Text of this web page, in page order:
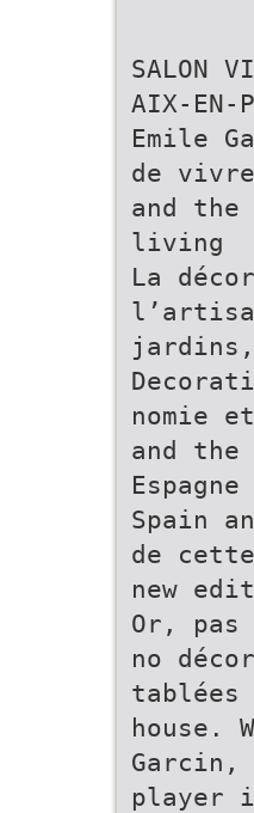
SALON
AIX-EN-
Emile
de
and
living
La
nomie
and
Spain
de
new
Or, pas
no
tablées
house.
Garcin,
player